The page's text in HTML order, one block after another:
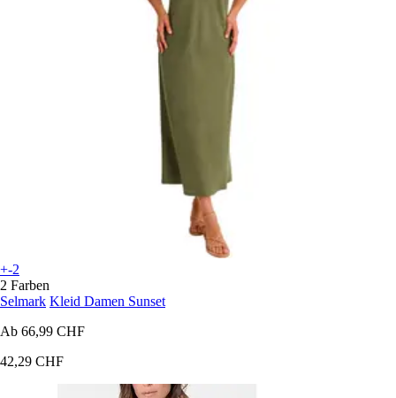
+-2
2 Farben
Selmark Kleid Damen Sunset
Ab 66,99 CHF
42,29 CHF